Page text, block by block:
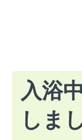
入浴
しま